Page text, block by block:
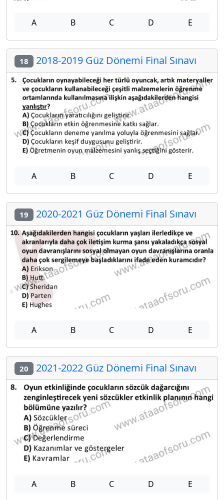
A B C D E
18 2018-2019 Güz Dönemi Final Sınavı
A B C D E
19 2020-2021 Güz Dönemi Final Sınavı
A B C D E
20 2021-2022 Güz Dönemi Final Sınavı
A B C D E